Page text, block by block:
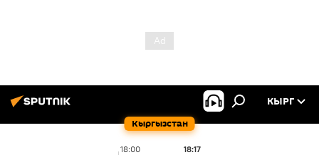
Кыргызстан
КЫРГ
18:00 18:17